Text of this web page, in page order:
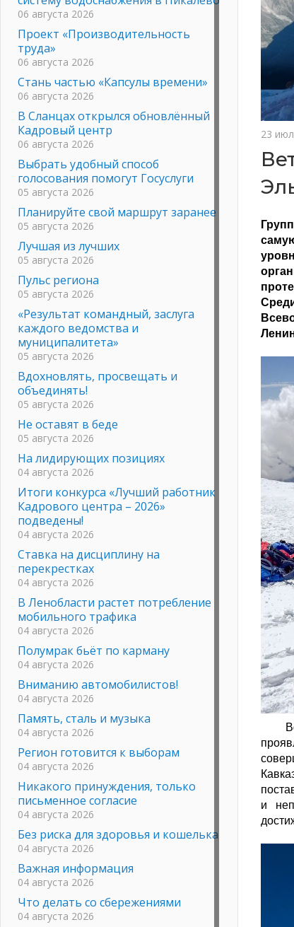
23
и
06 августа 2026
Проект «Производительность
труда»
06 августа 2026
Стань частью «Капсулы времени»
06 августа 2026
В Сланцах открылся обновлённый
Кадровый центр
06 августа 2026
Выбрать удобный способ
голосования помогут Госуслуги
05 августа 2026
Планируйте свой маршрут заранее
05 августа 2026
Лучшая из лучших
05 августа 2026
Пульс региона
05 августа 2026
«Результат командный, заслуга
каждого ведомства и
муниципалитета»
05 августа 2026
Вдохновлять, просвещать и
объединять!
05 августа 2026
Не оставят в беде
05 августа 2026
На лидирующих позициях
04 августа 2026
Итоги конкурса «Лучший работник
Кадрового центра – 2026»
подведены!
04 августа 2026
Ставка на дисциплину на
перекрестках
04 августа 2026
В Ленобласти растет потребление
мобильного трафика
04 августа 2026
Полумрак бьёт по карману
04 августа 2026
Вниманию автомобилистов!
04 августа 2026
Память, сталь и музыка
04 августа 2026
Регион готовится к выборам
04 августа 2026
Никакого принуждения, только
письменное согласие
04 августа 2026
Без риска для здоровья и кошелька
04 августа 2026
Важная информация
04 августа 2026
Что делать со сбережениями
04 августа 2026